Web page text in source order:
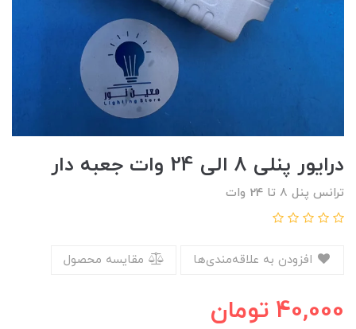
درایور پنلی 8 الی 24 وات جعبه دار
ترانس پنل 8 تا 24 وات
مقایسه محصول
40,000 تومان